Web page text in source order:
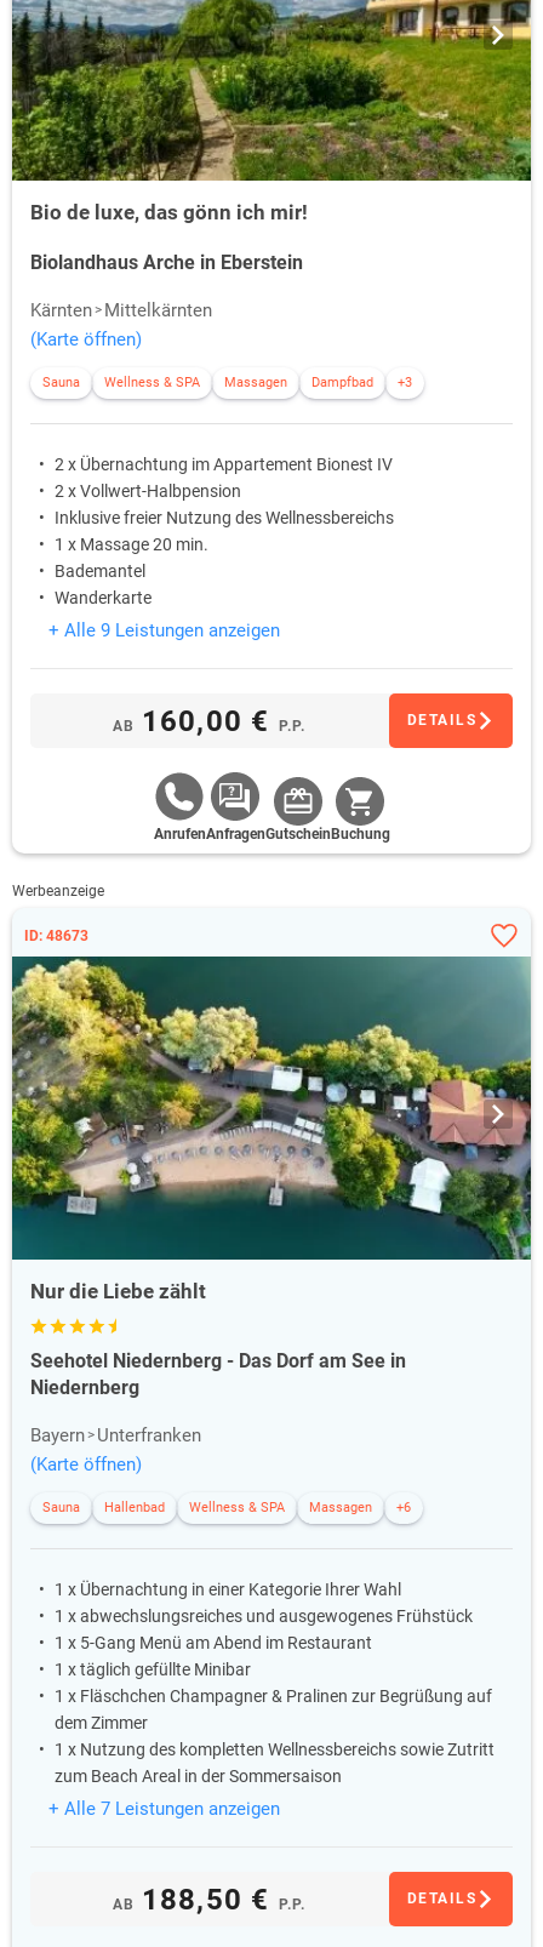
Bio de luxe, das gönn ich mir!
Biolandhaus Arche in Eberstein
Kärnten
Mittelkärnten
(Karte öffnen)
Sauna Wellness & SPA Massagen Dampfbad +3
2 x Übernachtung im Appartement Bionest IV
2 x Vollwert-Halbpension
Inklusive freier Nutzung des Wellnessbereichs
1 x Massage 20 min.
Bademantel
Wanderkarte
+ Alle 9 Leistungen anzeigen
AB 160,00 € P.P. DETAILS
AnrufenAnfragenGutschein Buchung
Werbeanzeige
ID: 48673
Nur die Liebe zählt
Seehotel Niedernberg - Das Dorf am See in
Niedernberg
Bayern
Unterfranken
(Karte öffnen)
Sauna Hallenbad Wellness & SPA Massagen +6
1 x Übernachtung in einer Kategorie Ihrer Wahl
1 x abwechslungsreiches und ausgewogenes Frühstück
1 x 5-Gang Menü am Abend im Restaurant
1 x täglich gefüllte Minibar
1 x Fläschchen Champagner & Pralinen zur Begrüßung auf
dem Zimmer
1 x Nutzung des kompletten Wellnessbereichs sowie Zutritt
zum Beach Areal in der Sommersaison
+ Alle 7 Leistungen anzeigen
AB 188,50 € P.P. DETAILS